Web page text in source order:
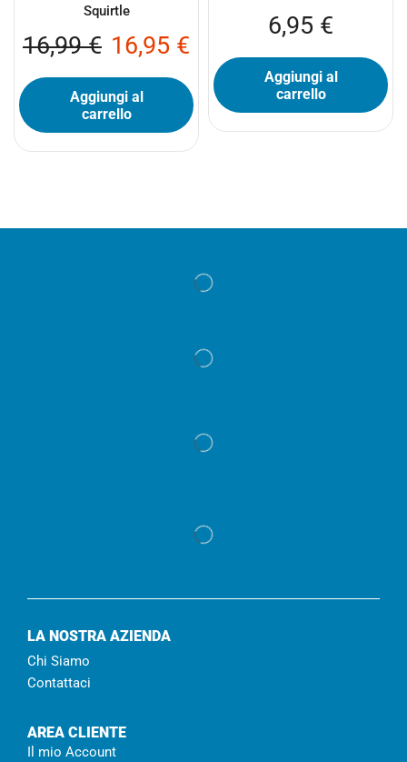
Squirtle
16,99€ 16,95 €
Aggiungi al
carrello
6,95 €
Aggiungi al
carrello
LA NOSTRA AZIENDA
Chi Siamo
Contattaci
AREA CLIENTE
Il mio Account